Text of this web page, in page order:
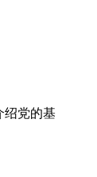
绍党的基